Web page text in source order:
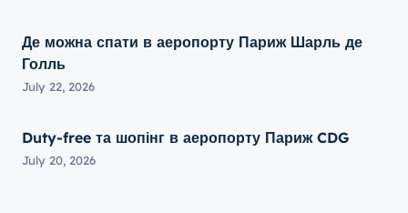
Де можна спати в аеропорту Париж Шарль де
Голль
July 22, 2026
Duty-free та шопінг в аеропорту Париж CDG
July 20, 2026